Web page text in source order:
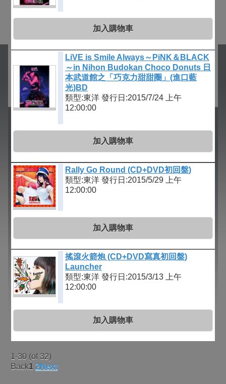
加入購物車
LiVE is Smile Always～PiNK＆BLACK
～in Nihon Budokan Choco Donuts 日
本武道館之「巧克力甜甜圈」(進口藍
光)BD
類型:東洋 發行日:2015/7/24 上午
12:00:00
加入購物車
Rally Go Round (CD+DVD初回盤)
類型:東洋 發行日:2015/5/29 上午
12:00:00
加入購物車
搖滾火箭炮 (CD+DVD寫真初回盤)
Launcher
類型:東洋 發行日:2015/3/13 上午
12:00:00
加入購物車
1-30 (of 32)
Back1 2 Next